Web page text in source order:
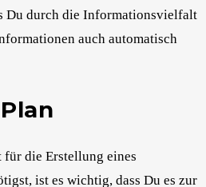
Du durch die Informationsvielfalt
auch automatisch
die Erstellung eines
ist es wichtig, dass Du es zur